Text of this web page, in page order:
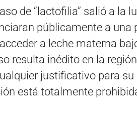
de “lactofilia” salió a la
públicamente a una
a leche materna
resulta inédito en la
justificativo para
está totalmente